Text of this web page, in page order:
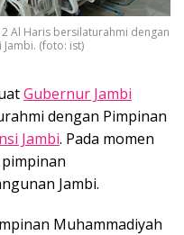
Al Haris bersilaturahmi dengan
(foto: ist)
Gubernur Jambi
dengan Pimpinan
Jambi. Pada momen
Jambi.
Muhammadiyah